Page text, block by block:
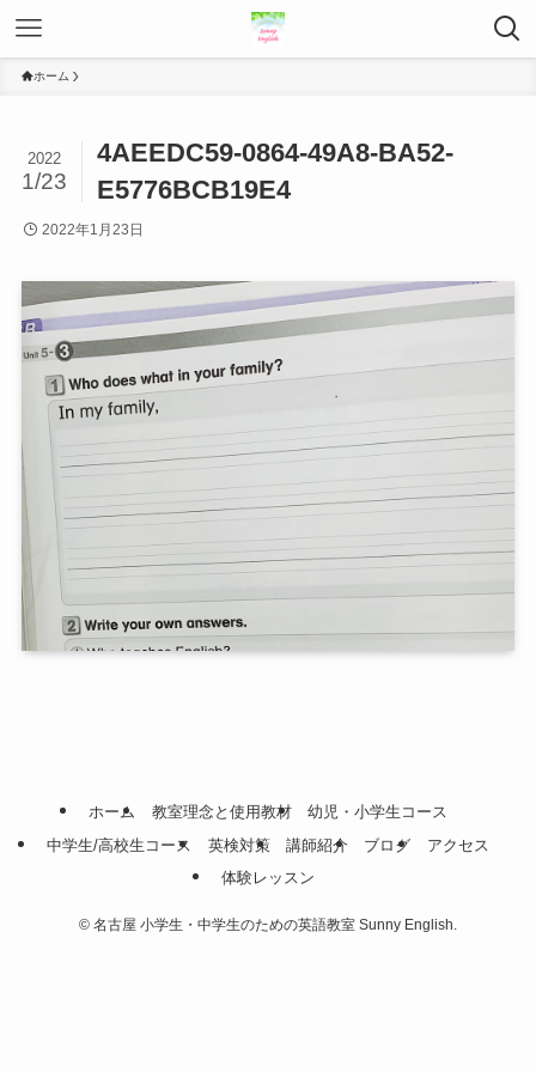
ホーム
4AEEDC59-0864-49A8-BA52-
E5776BCB19E4
2022
1/23
2022年1月23日
ホーム 教室理念と使用教材
幼児・小学生コース
中学生/高校生コース
英検対策 講師紹介 ブログ
アクセス
体験レッスン
© 名古屋 小学生・中学生のための英語教室 Sunny English.